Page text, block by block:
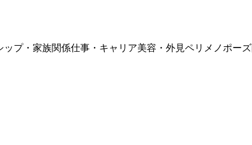
ップ・家族関係仕事・キャリア美容・外見ペリメノポーズ